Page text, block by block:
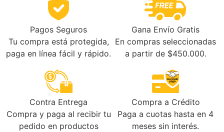
Pagos Seguros
Tu compra está protegida,
paga en línea fácil y rápido.
Gana Envío Gratis
En compras seleccionadas
a partir de $450.000.
Contra Entrega
Compra y paga al recibir tu
pedido en productos
Compra a Crédito
Paga a cuotas hasta en 4
meses sin interés.